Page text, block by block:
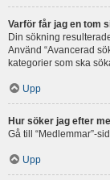
Varför får jag en tom
Din sökning
Använd “Avancerad
kategorier som ska
Upp
Hur söker jag efter
Gå till “Medlemmar”-
Upp